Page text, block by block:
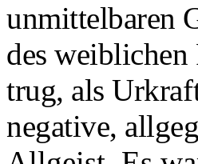
unmittelbaren
des
trug, als
negative,